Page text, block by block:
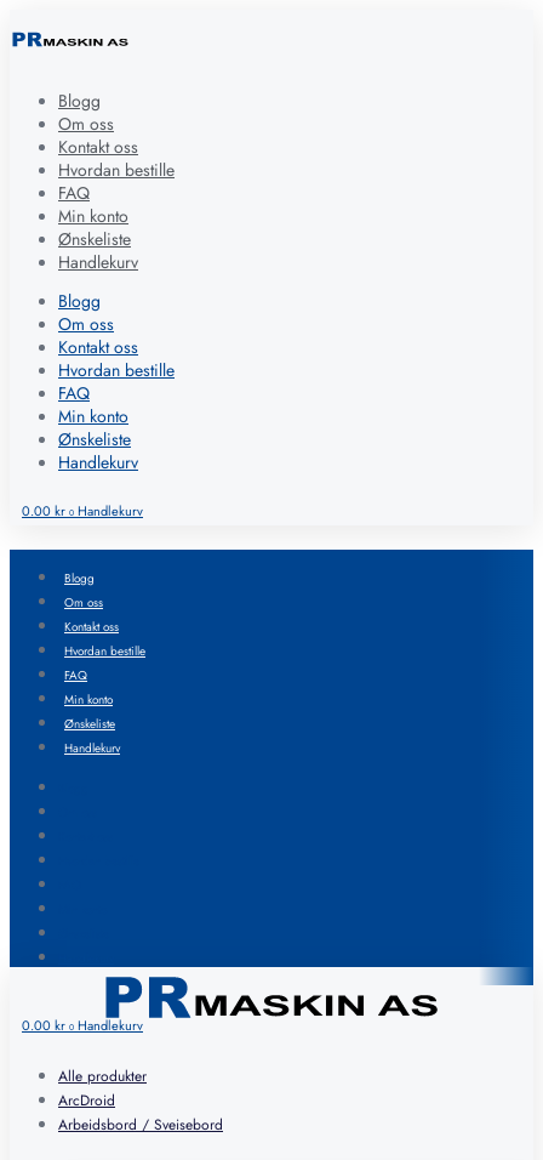
Blogg
Om oss
Kontakt oss
Hvordan bestille
FAQ
Min konto
Ønskeliste
Handlekurv
Blogg
Om oss
Kontakt oss
Hvordan bestille
FAQ
Min konto
Ønskeliste
Handlekurv
0.00kr 0 Handlekurv
Blogg
Om oss
Kontakt oss
Hvordan bestille
FAQ
Min konto
Ønskeliste
Handlekurv
0.00kr 0 Handlekurv
Alle produkter
ArcDroid
Arbeidsbord / Sveisebord